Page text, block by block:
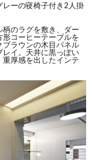
ーの寝椅子付き2人掛
のラグを敷き、ダー
コーヒーテーブルを
ラウンの木目パネル
イ。天井に黒っぽい
厚感を出したインテ